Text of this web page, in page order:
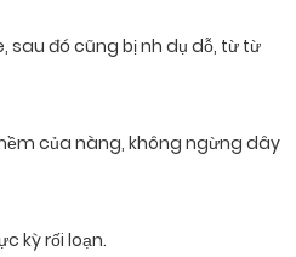
sau đó cũng bị nh dụ dỗ, từ từ
của nàng, không ngừng dây
kỳ rối loạn.